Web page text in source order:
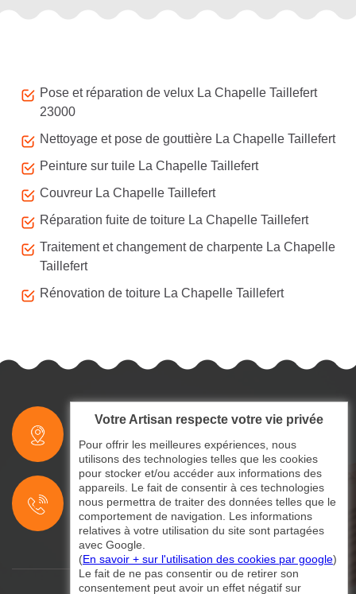
Pose et réparation de velux La Chapelle Taillefert
23000
Nettoyage et pose de gouttière La Chapelle Taillefert
Peinture sur tuile La Chapelle Taillefert
Couvreur La Chapelle Taillefert
Réparation fuite de toiture La Chapelle Taillefert
Traitement et changement de charpente La Chapelle
Taillefert
Rénovation de toiture La Chapelle Taillefert
indisponible
indisponible
Votre Artisan respecte votre vie privée
Pour offrir les meilleures expériences, nous
utilisons des technologies telles que les cookies
pour stocker et/ou accéder aux informations des
appareils. Le fait de consentir à ces technologies
nous permettra de traiter des données telles que le
comportement de navigation. Les informations
relatives à votre utilisation du site sont partagées
avec Google.
(En savoir + sur l'utilisation des cookies par google)
Le fait de ne pas consentir ou de retirer son
consentement peut avoir un effet négatif sur